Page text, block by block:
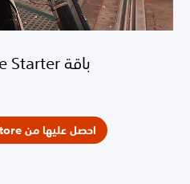
باقة Warframe Starter‏
احصل عليها من PlayStation Store